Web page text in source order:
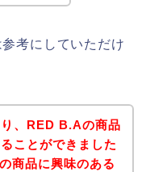
考にしていただけ
、RED B.Aの商品
ことができました
商品に興味のある